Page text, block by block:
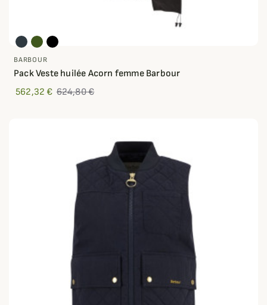
BARBOUR
Pack Veste huilée Acorn femme Barbour
562,32 € 624,80 €